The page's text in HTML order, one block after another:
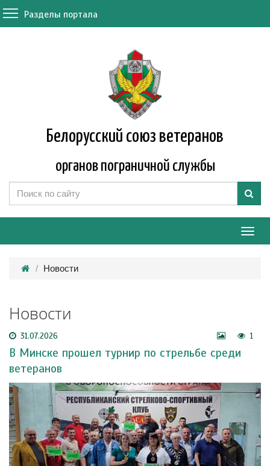
Разделы портала
Белорусский союз ветеранов
органов пограничной службы
Новости
Новости
31.07.2026 1
В Минске прошел турнир по стрельбе среди
ветеранов